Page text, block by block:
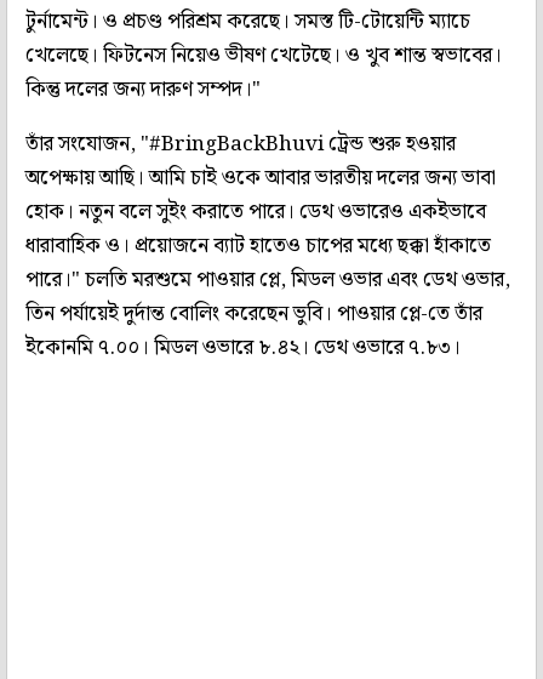
টুর্নামেন্ট। ও প্রচণ্ড পরিশ্রম করেছে। সমস্ত টি-টোয়েন্টি ম্যাচে
খেলেছে। ফিটনেস নিয়েও ভীষণ খেটেছে। ও খুব শান্ত স্বভাবের।
কিন্তু দলের জন্য দারুণ সম্পদ।"
তাঁর সংযোজন, "#BringBackBhuvi ট্রেন্ড শুরু হওয়ার
অপেক্ষায় আছি। আমি চাই ওকে আবার ভারতীয় দলের জন্য ভাবা
হোক। নতুন বলে সুইং করাতে পারে। ডেথ ওভারেও একইভাবে
ধারাবাহিক ও। প্রয়োজনে ব্যাট হাতেও চাপের মধ্যে ছক্কা হাঁকাতে
পারে।" চলতি মরশুমে পাওয়ার প্লে, মিডল ওভার এবং ডেথ ওভার,
তিন পর্যায়েই দুর্দান্ত বোলিং করেছেন ভুবি। পাওয়ার প্লে-তে তাঁর
ইকোনমি ৭.০০। মিডল ওভারে ৮.৪২। ডেথ ওভারে ৭.৮৩।